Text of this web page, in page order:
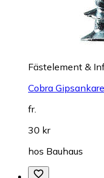
Fästelement &
Cobra
fr.
30 kr
hos Bauhaus